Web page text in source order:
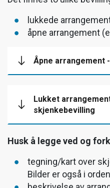
lukkede
åpne arrangement
Åpne arrangement
Lukket
skjenkebevilling
Husk å legge ved og
tegning/kart over
Bilder er også i orden